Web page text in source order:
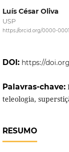
Luís César Oliva
USP
https://orcid.org/0000-
DOI: https://
Palavras-chave:
teleologia,
RESUMO